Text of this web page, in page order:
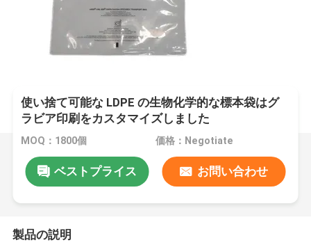
使い捨て可能な LDPE の生物化学的な標本袋はグ
ラビア印刷をカスタマイズしました
MOQ：1800個 価格：Negotiate
ベストプライス お問い合わせ
製品の説明